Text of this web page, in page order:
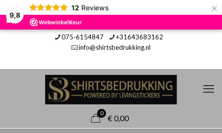
9,8
12 Reviews ×
075-6154847
+31643683162
info@shirtsbedrukking.nl
0
€ 0,00